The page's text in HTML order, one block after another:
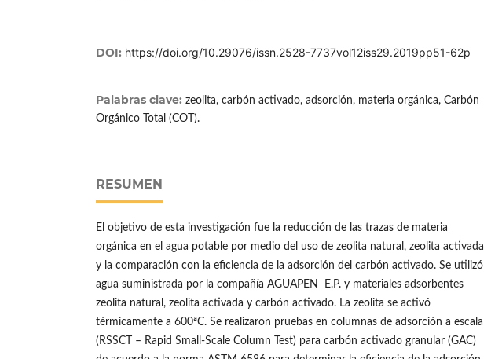
DOI: https://doi.org/10.29076/issn.2528-7737vol12iss29.2019pp51-62p
Palabras clave: zeolita, carbón activado, adsorción, materia orgánica, Carbón
Orgánico Total (COT).
RESUMEN
El objetivo de esta investigación fue la reducción de las trazas de materia
orgánica en el agua potable por medio del uso de zeolita natural, zeolita activada
y la comparación con la eficiencia de la adsorción del carbón activado. Se utilizó
agua suministrada por la compañía AGUAPEN E.P. y materiales adsorbentes
zeolita natural, zeolita activada y carbón activado. La zeolita se activó
térmicamente a 600ªC. Se realizaron pruebas en columnas de adsorción a escala
(RSSCT – Rapid Small-Scale Column Test) para carbón activado granular (GAC)